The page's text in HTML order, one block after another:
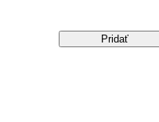
Pridať